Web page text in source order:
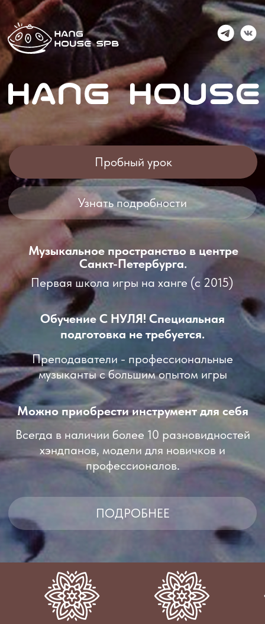
Музыкальное пространство в центре
Санкт-Петербурга.
Первая школа игры на ханге (с 2015)
Можно приобрести инструмент для себя
Всегда в наличии более 10 разновидностей
хэндпанов, модели для новичков и
профессионалов.
Обучение С НУЛЯ! Специальная
подготовка не требуется.
Преподаватели - профессиональные
музыканты с большим опытом игры
Узнать подробности
ПОДРОБНЕЕ